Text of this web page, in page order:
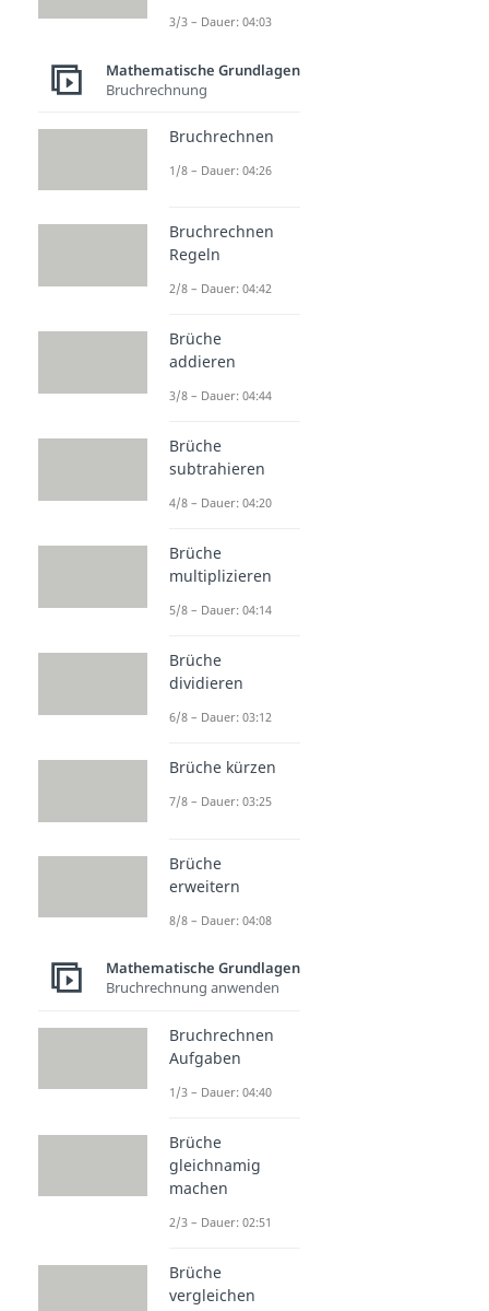
3/3 – Dauer: 04:03
Mathematische Grundlagen
Bruchrechnung
Bruchrechnen
1/8 – Dauer: 04:26
Bruchrechnen
Regeln
2/8 – Dauer: 04:42
Brüche
addieren
3/8 – Dauer: 04:44
Brüche
subtrahieren
4/8 – Dauer: 04:20
Brüche
multiplizieren
5/8 – Dauer: 04:14
Brüche
dividieren
6/8 – Dauer: 03:12
Brüche kürzen
7/8 – Dauer: 03:25
Brüche
erweitern
8/8 – Dauer: 04:08
Mathematische Grundlagen
Bruchrechnung anwenden
Bruchrechnen
Aufgaben
1/3 – Dauer: 04:40
Brüche
gleichnamig
machen
2/3 – Dauer: 02:51
Brüche
vergleichen